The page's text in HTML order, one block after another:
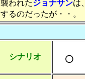
襲われたジョナサンは、
するのだったが・・。
シナリオ ○